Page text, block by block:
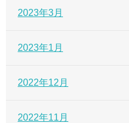
2023年3月
2023年1月
2022年12月
2022年11月